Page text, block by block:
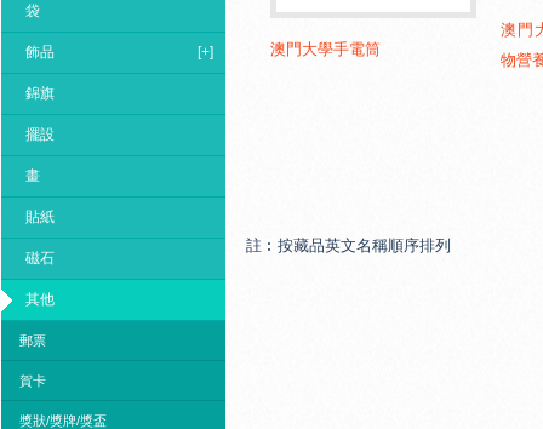
袋
飾品 [+]
錦旗
擺設
畫
貼紙
磁石
其他
郵票
賀卡
獎狀/獎牌/獎盃
澳門大學手電筒
澳門
物營
註︰按藏品英文名稱順序排列